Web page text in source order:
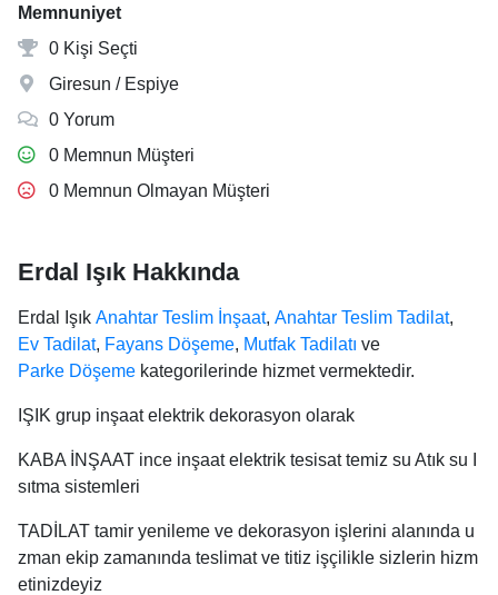
Memnuniyet
0 Kişi Seçti
Giresun / Espiye
0 Yorum
0 Memnun Müşteri
0 Memnun Olmayan Müşteri
Erdal Işık Hakkında
Erdal Işık Anahtar Teslim İnşaat, Anahtar Teslim Tadilat,
Ev Tadilat, Fayans Döşeme, Mutfak Tadilatı ve
Parke Döşeme kategorilerinde hizmet vermektedir.
IŞIK grup inşaat elektrik dekorasyon olarak
KABA İNŞAAT ince inşaat elektrik tesisat temiz su Atık su I
sıtma sistemleri
TADİLAT tamir yenileme ve dekorasyon işlerini alanında u
zman ekip zamanında teslimat ve titiz işçilikle sizlerin hizm
etinizdeyiz